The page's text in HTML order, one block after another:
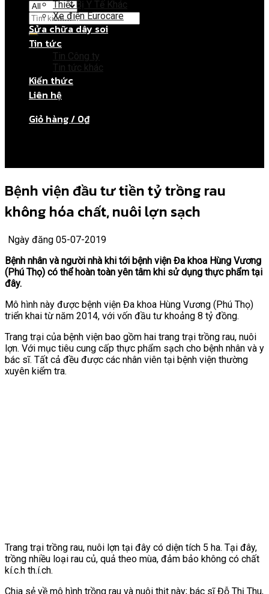
Giỏ hàng
Chưa có sản phẩm trong giỏ hàng.
Thiết Bị Y Tế Khác
Xe điện Eurocare
Sửa chữa dây soi
Tin tức
Tin Công ty
Tin tức khác
Kiến thức
Liên hệ
Giỏ hàng / 0₫
Bệnh viện đầu tư tiền tỷ trồng rau
không hóa chất, nuôi lợn sạch
Ngày đăng 05-07-2019
Bệnh nhân và người nhà khi tới bệnh viện Đa khoa Hùng Vương
(Phú Thọ) có thể hoàn toàn yên tâm khi sử dụng thực phẩm tại
đây.
Mô hình này được bệnh viện Đa khoa Hùng Vương (Phú Thọ)
triển khai từ năm 2014, với vốn đầu tư khoảng 8 tỷ đồng.
Trang trại của bệnh viện bao gồm hai trang trại trồng rau, nuôi
lợn. Với mục tiêu cung cấp thực phẩm sạch cho bệnh nhân và y
bác sĩ. Tất cả đều được các nhân viên tại bệnh viện thường
xuyên kiểm tra.
Trang trại trồng rau, nuôi lợn tại đây có diện tích 5 ha. Tại đây,
trồng nhiều loại rau củ, quả theo mùa, đảm bảo không có chất
kí.c.h th.í.ch.
Chia sẻ về mô hình trồng rau và nuôi thịt này; bác sĩ Đỗ Thị Thu,